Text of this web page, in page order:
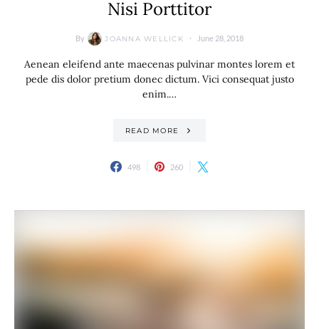
Nisi Porttitor
By JOANNA WELLICK June 28, 2018
Aenean eleifend ante maecenas pulvinar montes lorem et
pede dis dolor pretium donec dictum. Vici consequat justo
enim.…
READ MORE
498 260